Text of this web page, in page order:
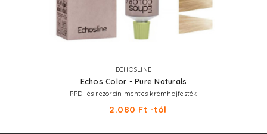
ECHOSLINE
Echos Color - Pure Naturals
PPD- és rezorcin mentes krémhajfesték
2.080 Ft -tól